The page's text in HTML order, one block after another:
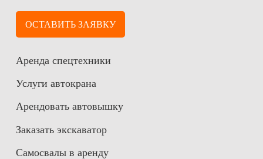
ОСТАВИТЬ ЗАЯВКУ
Аренда спецтехники
Услуги автокрана
Арендовать автовышку
Заказать экскаватор
Самосвалы в аренду